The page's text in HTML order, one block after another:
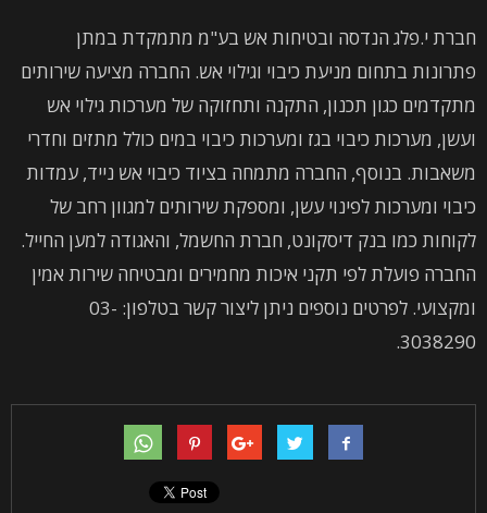
חברת י.פלג הנדסה ובטיחות אש בע"מ מתמקדת במתן
פתרונות בתחום מניעת כיבוי וגילוי אש. החברה מציעה שירותים
מתקדמים כגון תכנון, התקנה ותחזוקה של מערכות גילוי אש
ועשן, מערכות כיבוי בגז ומערכות כיבוי במים כולל מתזים וחדרי
משאבות. בנוסף, החברה מתמחה בציוד כיבוי אש נייד, עמדות
כיבוי ומערכות לפינוי עשן, ומספקת שירותים למגוון רחב של
לקוחות כמו בנק דיסקונט, חברת החשמל, והאגודה למען החייל.
החברה פועלת לפי תקני איכות מחמירים ומבטיחה שירות אמין
ומקצועי. לפרטים נוספים ניתן ליצור קשר בטלפון: 03-
3038290.